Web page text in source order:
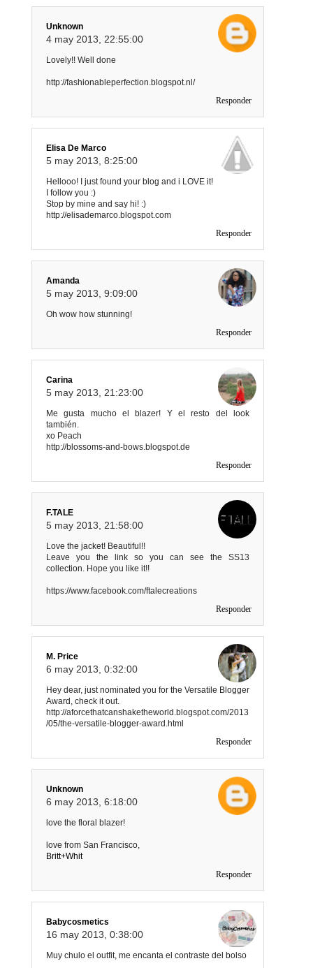
Unknown
4 may 2013, 22:55:00
Lovely!! Well done
http://fashionableperfection.blogspot.nl/
Responder
Elisa De Marco
5 may 2013, 8:25:00
Hellooo! I just found your blog and i LOVE it!
I follow you :)
Stop by mine and say hi! :)
http://elisademarco.blogspot.com
Responder
Amanda
5 may 2013, 9:09:00
Oh wow how stunning!
Responder
Carina
5 may 2013, 21:23:00
Me gusta mucho el blazer! Y el resto del look
también.
xo Peach
http://blossoms-and-bows.blogspot.de
Responder
F.TALE
5 may 2013, 21:58:00
Love the jacket! Beautiful!!
Leave you the link so you can see the SS13
collection. Hope you like it!!
https://www.facebook.com/ftalecreations
Responder
M. Price
6 may 2013, 0:32:00
Hey dear, just nominated you for the Versatile Blogger
Award, check it out.
http://aforcethatcanshaketheworld.blogspot.com/2013
/05/the-versatile-blogger-award.html
Responder
Unknown
6 may 2013, 6:18:00
love the floral blazer!
love from San Francisco,
Britt+Whit
Responder
Babycosmetics
16 may 2013, 0:38:00
Muy chulo el outfit, me encanta el contraste del bolso